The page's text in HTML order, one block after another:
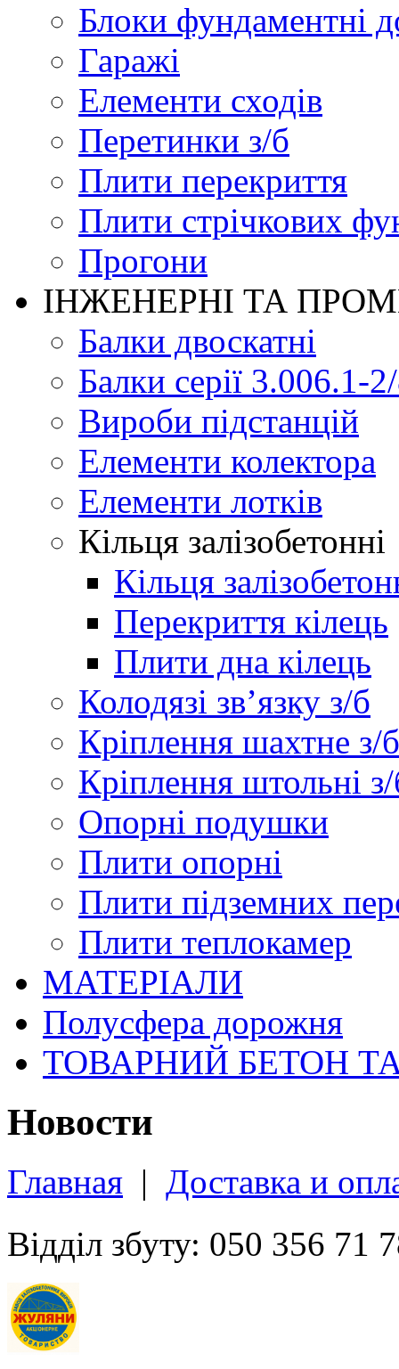
Блоки фундаментні
Гаражі
Елементи сходів
Перетинки з/б
Плити перекриття
Плити стрічкових
Прогони
ІНЖЕНЕРНІ ТА
Балки двоскатні
Балки серії 3.006.1-
Вироби підстанцій
Елементи колектора
Елементи лотків
Кільця залізобетонні
Кільця
Перекриття кілець
Плити дна кілець
Колодязі зв’язку з/б
Кріплення шахтне з/б
Кріплення штольні
Опорні подушки
Плити опорні
Плити підземних
Плити теплокамер
МАТЕРІАЛИ
Полусфера дорожня
ТОВАРНИЙ БЕТОН
Новости
Главная | Доставка и
Відділ збуту: 050 356 71